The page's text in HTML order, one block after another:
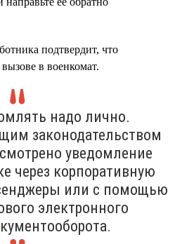
подтвердит, что
в военкомат.
надо лично.
законодательством
уведомление
через корпоративную
или с помощью
электронного